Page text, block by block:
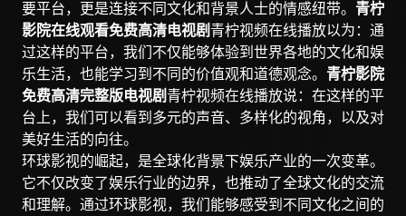
要平台，更是连接不同文化和背景人士的情感纽带。 青柠
影院在线观看免费高清电视剧 青柠视频在线播放以为：通
过这样的平台，我们不仅能够体验到世界各地的文化和娱
乐生活，也能学习到不同的价值观和道德观念。 青柠影院
免费高清完整版电视剧 青柠视频在线播放说：在这样的平
台上，我们可以看到多元的声音、多样化的视角，以及对
美好生活的向往。
环球影视的崛起，是全球化背景下娱乐产业的一次变革。
它不仅改变了娱乐行业的边界，也推动了全球文化的交流
和理解。通过环球影视，我们能够感受到不同文化之间的